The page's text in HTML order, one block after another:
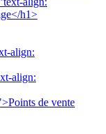
h1>
align:
align:
de vente